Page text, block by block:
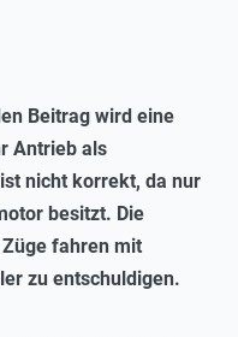
Beitrag wird eine
Antrieb als
nicht korrekt, da nur
besitzt. Die
fahren mit
zu entschuldigen.